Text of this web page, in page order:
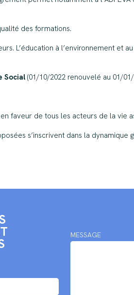
des formations.
L’éducation à l’environnement et au
Social(01/10/2022 renouvelé au 01/01/
faveur de tous les acteurs de la vie
s’inscrivent dans la dynamique
MESSAGE